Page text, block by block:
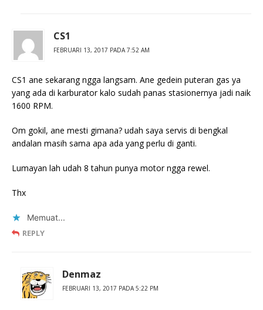
CS1
FEBRUARI 13, 2017 PADA 7:52 AM
CS1 ane sekarang ngga langsam. Ane gedein puteran gas ya
yang ada di karburator kalo sudah panas stasionernya jadi naik
1600 RPM.
Om gokil, ane mesti gimana? udah saya servis di bengkal
andalan masih sama apa ada yang perlu di ganti.
Lumayan lah udah 8 tahun punya motor ngga rewel.
Thx
Memuat...
REPLY
Denmaz
FEBRUARI 13, 2017 PADA 5:22 PM